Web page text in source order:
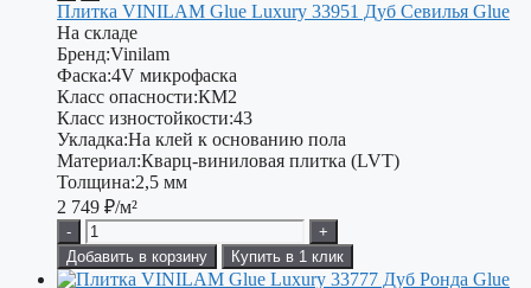
Плитка VINILAM Glue Luxury 33951 Дуб Севилья Glue
На складе
Бренд:Vinilam
Фаска:4V микрофаска
Класс опасности:КМ2
Класс изностойкости:43
Укладка:На клей к основанию пола
Материал:Кварц-виниловая плитка (LVT)
Толщина:2,5 мм
2 749 ₽/м²
-
+
Добавить в корзину
Купить в 1 клик